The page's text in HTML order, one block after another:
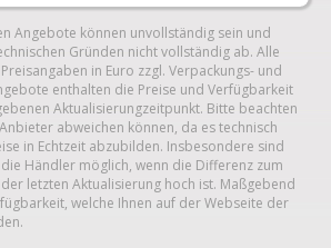
Angebote können unvollständig sein und
Gründen nicht vollständig ab. Alle
in Euro zzgl. Verpackungs- und
enthalten die Preise und Verfügbarkeit
Aktualisierungzeitpunkt. Bitte beachten
abweichen können, da es technisch
in Echtzeit abzubilden. Insbesondere sind
Händler möglich, wenn die Differenz zum
letzten Aktualisierung hoch ist. Maßgebend
welche Ihnen auf der Webseite der